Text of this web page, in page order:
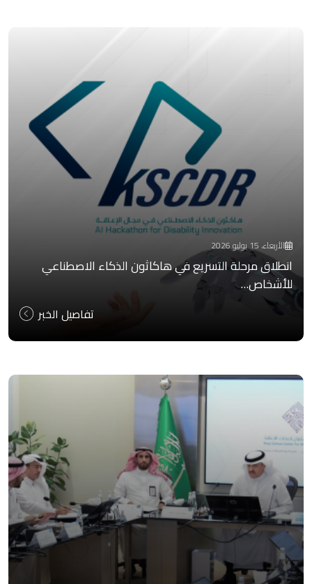
الأربعاء، 15 يوليو 2026
انطلاق مرحلة التسريع في هاكاثون الذكاء الاصطناعي
للأشخاص…
تفاصيل الخبر